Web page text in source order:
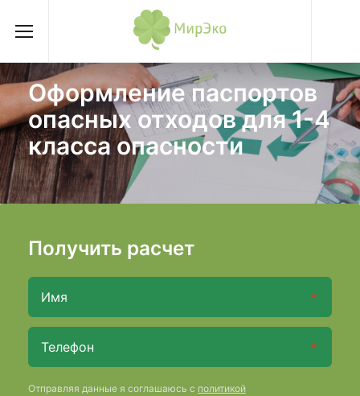
Оформление паспортов
опасных отходов для 1-4
класса опасности
Получить расчет
Отправляя данные я соглашаюсь с политикой